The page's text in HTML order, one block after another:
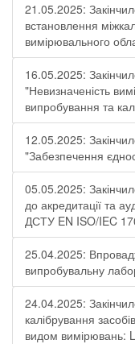
21.05.2025:
встановлення
вимірювального
16.05.2025:
"Невизначеність
випробування та
12.05.2025:
"Забезпечення
05.05.2025:
до акредитації та
ДСТУ EN ISO/IEC
25.04.2025:
випробувальну
24.04.2025:
калібрування
видом вимірювань: